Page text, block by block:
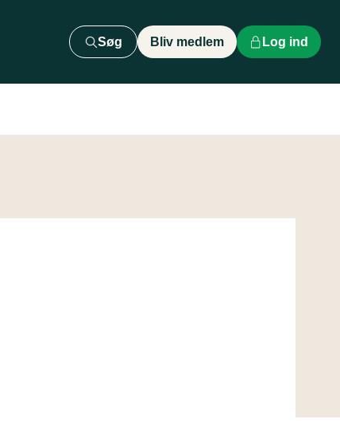
Søg Bliv medlem Log ind